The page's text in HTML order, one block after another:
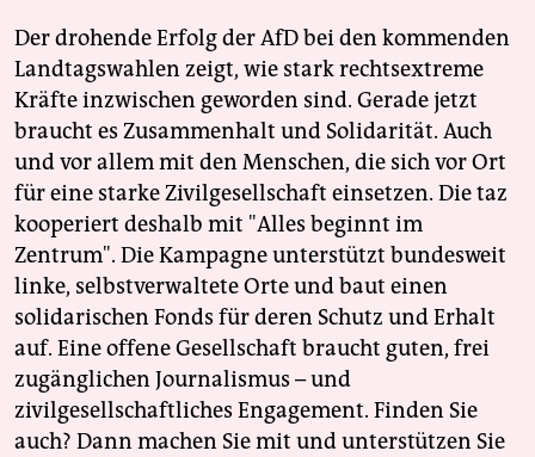
Der drohende Erfolg der AfD bei den kommenden
Landtagswahlen zeigt, wie stark rechtsextreme
Kräfte inzwischen geworden sind. Gerade jetzt
braucht es Zusammenhalt und Solidarität. Auch
und vor allem mit den Menschen, die sich vor Ort
für eine starke Zivilgesellschaft einsetzen. Die taz
kooperiert deshalb mit "Alles beginnt im
Zentrum". Die Kampagne unterstützt bundesweit
linke, selbstverwaltete Orte und baut einen
solidarischen Fonds für deren Schutz und Erhalt
auf. Eine offene Gesellschaft braucht guten, frei
zugänglichen Journalismus – und
zivilgesellschaftliches Engagement. Finden Sie
auch? Dann machen Sie mit und unterstützen Sie